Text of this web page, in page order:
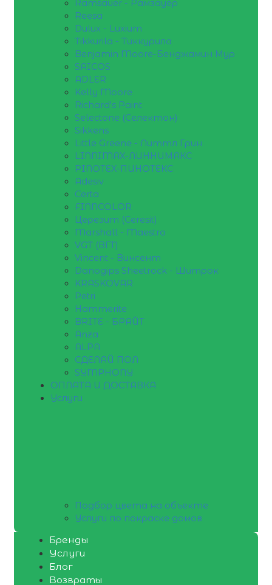
Ramsauer - Рамзауер
Reesa
Dulux - Luxium
Tikkurila - Тиккурила
Benjamin Moore-Бенджамин Мур
SAICOS
ADLER
Kelly Moore
Richard's Paint
Selectone (Селектон)
Sikkens
Little Greene - Литтл Грин
LINNIMAX-ЛИННИМАКС
PINOTEX-ПИНОТЕКС
Adesiv
Certa
FINNCOLOR
Церезит (Ceresit)
Marshall - Maestro
VGT (ВГТ)
Vincent - Винсент
Danogips Sheetrock - Шитрок
KRASKOVAR
Petri
Hammerite
BRITE - БРАЙТ
Anza
ALPA
СДЕЛАЙ ПОЛ
SYMPHONY
ОПЛАТА И ДОСТАВКА
Услуги
Подбор цвета на объекте
Услуги по покраске домов
Бренды
Услуги
Блог
Возвраты